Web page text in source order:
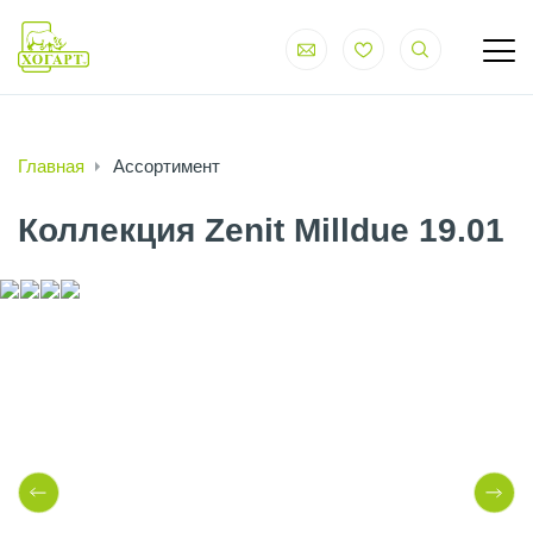
Главная Ассортимент
Коллекция Zenit Milldue 19.01